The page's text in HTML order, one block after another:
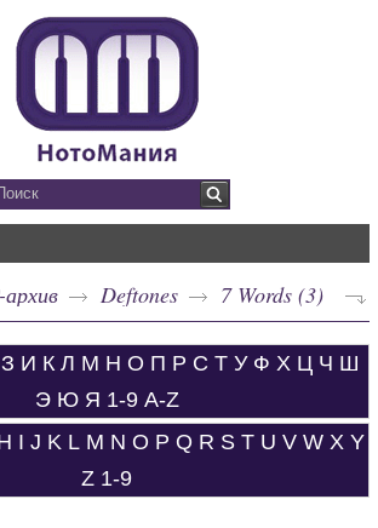
Deftones 7 Words (3)
З И К Л М Н О П Р С Т У Ф Х Ц Ч Ш
Э Ю Я 1-9 A-Z
I J K L M N O P Q R S T U V W X Y
Z 1-9